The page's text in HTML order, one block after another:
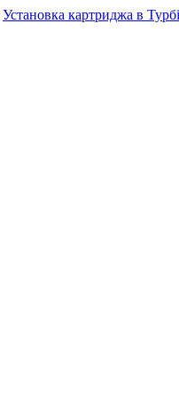
Установка картриджа в